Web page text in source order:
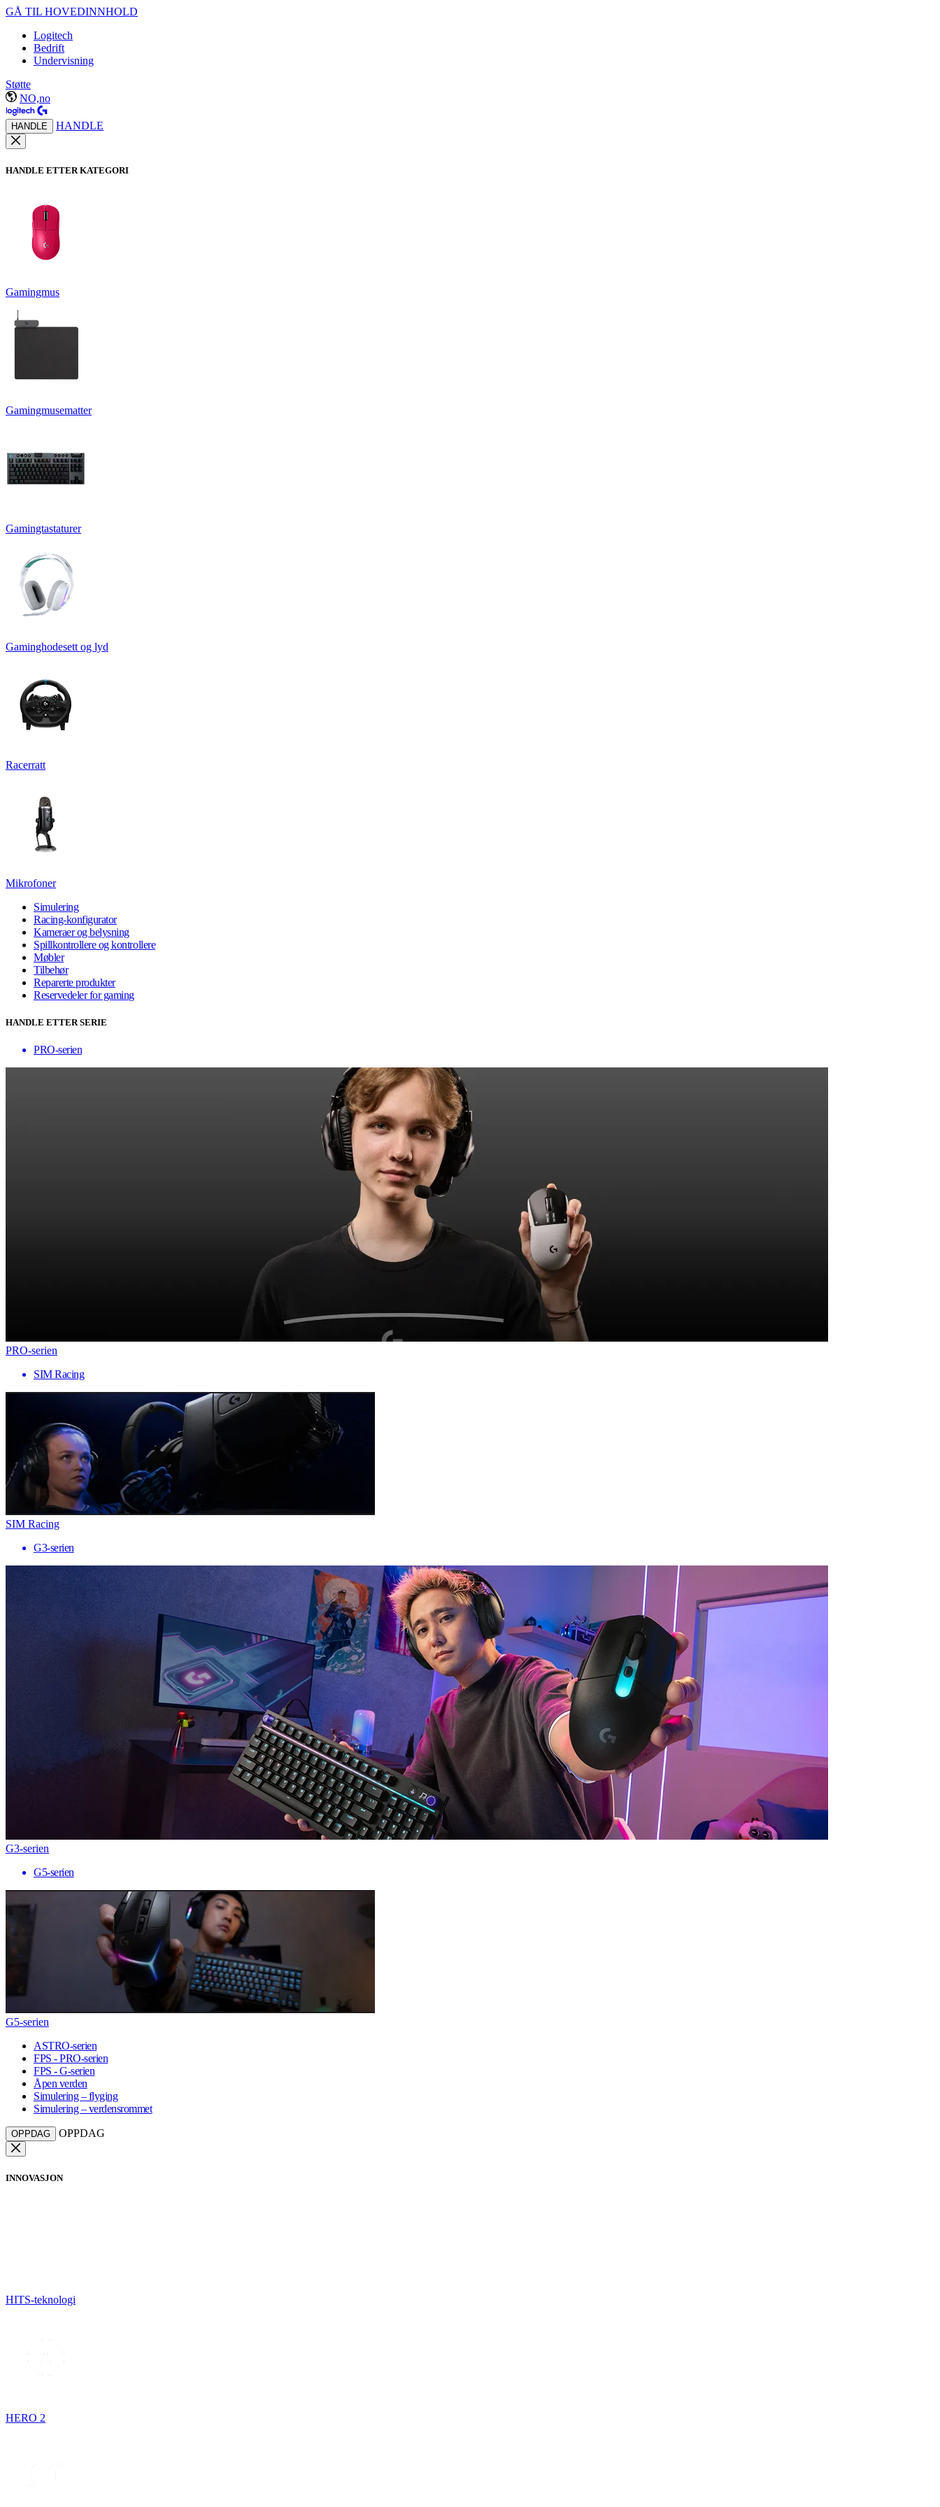
GÅ TIL HOVEDINNHOLD
Logitech
Bedrift
Undervisning
Støtte
NO,no
HANDLE HANDLE
HANDLE ETTER KATEGORI
Gamingmus
Gamingmusematter
Gamingtastaturer
Gaminghodesett og lyd
Racerratt
Mikrofoner
Simulering
Racing-konfigurator
Kameraer og belysning
Spillkontrollere og kontrollere
Møbler
Tilbehør
Reparerte produkter
Reservedeler for gaming
HANDLE ETTER SERIE
PRO-serien
PRO-serien
SIM Racing
SIM Racing
G3-serien
G3-serien
G5-serien
G5-serien
ASTRO-serien
FPS - PRO-serien
FPS - G-serien
Åpen verden
Simulering – flyging
Simulering – verdensrommet
OPPDAG OPPDAG
INNOVASJON
HITS-teknologi
HERO 2